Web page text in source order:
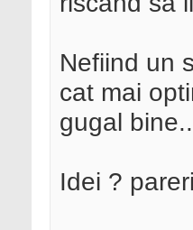
Nefiind un
cat mai
gugal
Idei ?